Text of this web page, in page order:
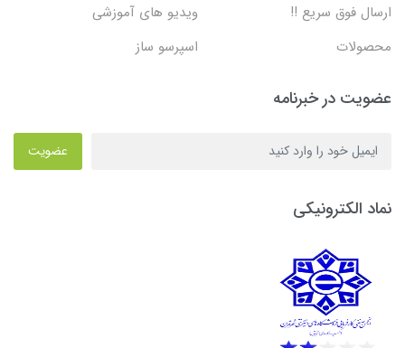
ارسال فوق سریع !!
ویدیو های آموزشی
محصولات
اسپرسو ساز
عضویت در خبرنامه
عضویت
نماد الکترونیکی